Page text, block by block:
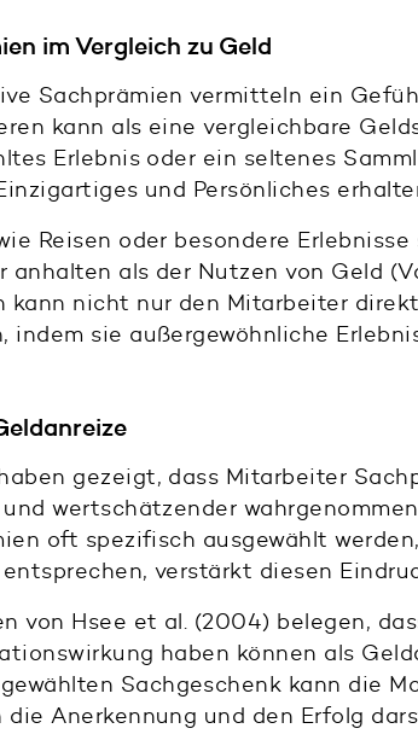
im Vergleich zu Geld
Sachprämien vermitteln ein
kann als eine vergleichbare
Erlebnis oder ein seltenes
und Persönliches
Reisen oder besondere
als der Nutzen von Geld
kann nicht nur den Mitarbeiter
sie außergewöhnliche
gezeigt, dass Mitarbeiter
wertschätzender
oft spezifisch ausgewählt
verstärkt diesen
von Hsee et al. (2004) belegen,
haben können als
Sachgeschenk kann die
Anerkennung und den Erfolg